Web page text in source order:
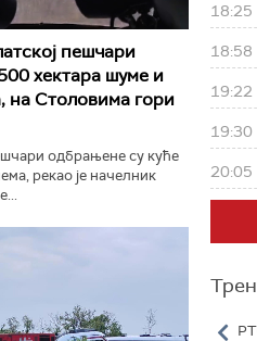
пешчари
хектара шуме и
на Столовима гори
одбрањене су куће
рекао је начелник
18:25
18:58
19:22
19:30
20:05
РТС Коло РТС Полетарац